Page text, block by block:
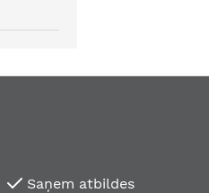
Saņem atbildes